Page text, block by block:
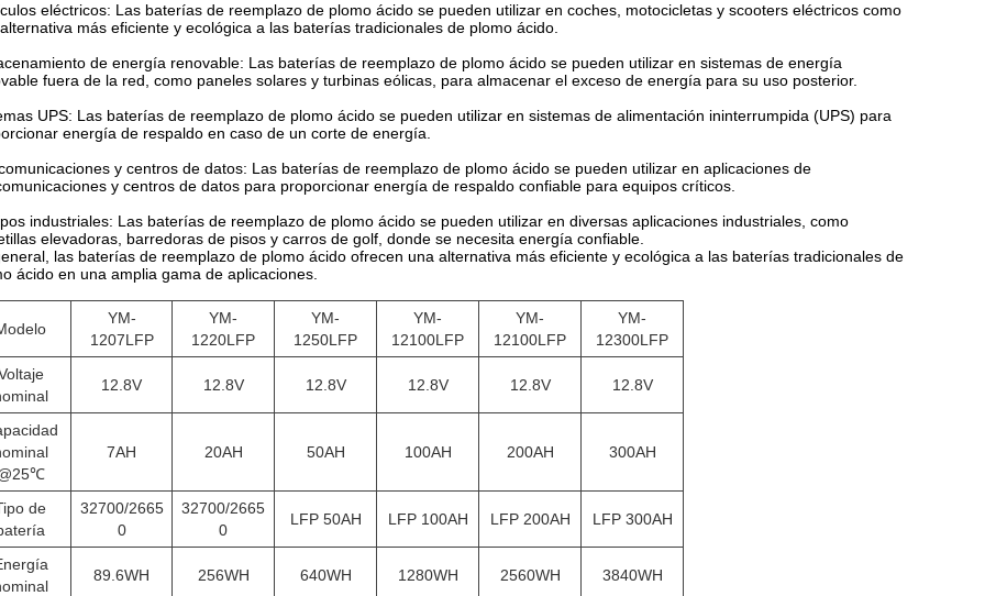
eléctricos: Las baterías de reemplazo de plomo ácido se pueden utilizar en coches, motocicletas y scooters eléctricos como
más eficiente y ecológica a las baterías tradicionales de plomo ácido.
de energía renovable: Las baterías de reemplazo de plomo ácido se pueden utilizar en sistemas de energía
fuera de la red, como paneles solares y turbinas eólicas, para almacenar el exceso de energía para su uso posterior.
UPS: Las baterías de reemplazo de plomo ácido se pueden utilizar en sistemas de alimentación ininterrumpida (UPS) para
energía de respaldo en caso de un corte de energía.
y centros de datos: Las baterías de reemplazo de plomo ácido se pueden utilizar en aplicaciones de
y centros de datos para proporcionar energía de respaldo confiable para equipos críticos.
industriales: Las baterías de reemplazo de plomo ácido se pueden utilizar en diversas aplicaciones industriales, como
elevadoras, barredoras de pisos y carros de golf, donde se necesita energía confiable.
las baterías de reemplazo de plomo ácido ofrecen una alternativa más eficiente y ecológica a las baterías tradicionales de
ácido en una amplia gama de aplicaciones.
YM-
1207LFP
YM-
1220LFP
YM-
1250LFP
YM-
12100LFP
YM-
12100LFP
YM-
12300LFP
12.8V 12.8V 12.8V 12.8V 12.8V 12.8V
7AH 20AH 50AH 100AH 200AH 300AH
de
32700/2665
0
32700/2665
0
LFP 50AH LFP 100AH LFP 200AH LFP 300AH
89.6WH 256WH 640WH 1280WH 2560WH 3840WH